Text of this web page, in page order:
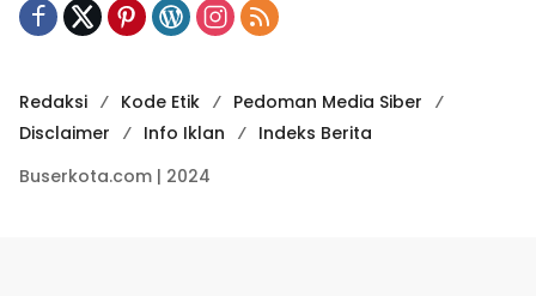
Redaksi Kode Etik
Pedoman Media Siber
Disclaimer
Info Iklan
Indeks Berita
Buserkota.com | 2024